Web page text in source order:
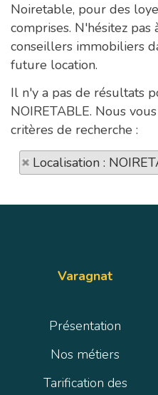
Noiretable, pour des
comprises. N'hésitez pas
conseillers immobiliers
future location.
Il n'y a pas de résultats
NOIRETABLE. Nous
critères de recherche :
Localisation :
Varagnat
Présentation
Nos métiers
Tarification des